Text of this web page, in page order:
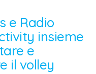
e Radio
insieme
e
il volley